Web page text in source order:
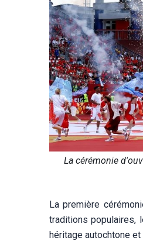
La cérémonie
La première
traditions populaires,
héritage autochtone